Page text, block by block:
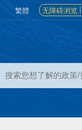
繁體 无障碍浏览